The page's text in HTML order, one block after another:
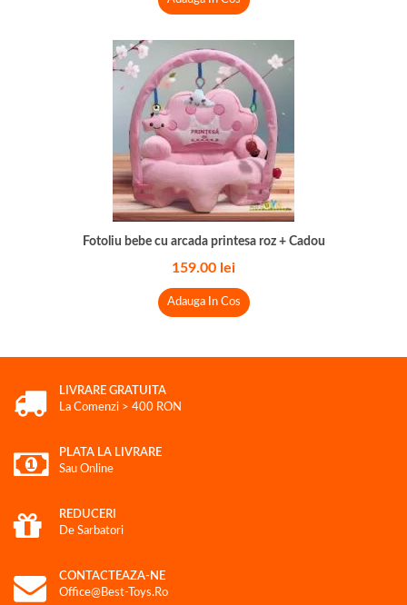
Fotoliu bebe cu arcada printesa roz + Cadou
159.00 lei
Adauga In Cos
LIVRARE GRATUITA
La Comenzi > 400 RON
PLATA LA LIVRARE
Sau Online
REDUCERI
De Sarbatori
CONTACTEAZA-NE
Office@best-Toys.ro